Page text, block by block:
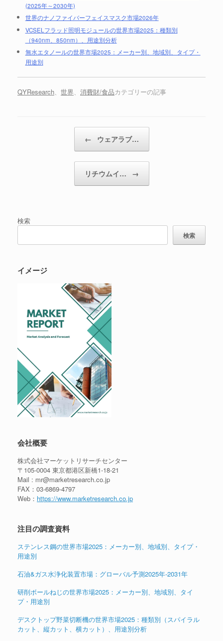
(2025年～2030年)
世界のナノファイバーフェイスマスク市場2026年
VCSELフラッド照明モジュールの世界市場2025：種類別
（940nm、850nm）、用途別分析
無水エタノールの世界市場2025：メーカー別、地域別、タイプ・
用途別
QYResearch、 世界、 消費財/食品カテゴリーの記事
← ウェアラブ…
リチウムイ… →
検索
検索
イメージ
会社概要
株式会社マーケットリサーチセンター
〒105-0004 東京都港区新橋1-18-21
Mail : mr@marketresearch.co.jp
FAX：03-6869-4797
Web： https://www.marketresearch.co.jp
注目の調査資料
ステンレス鋼の世界市場2025：メーカー別、地域別、タイプ・
用途別
石油&ガス水浄化装置市場：グローバル予測2025年-2031年
研削ボールねじの世界市場2025：メーカー別、地域別、タイ
プ・用途別
デスクトップ野菜切断機の世界市場2025：種類別（スパイラル
カット、縦カット、横カット）、用途別分析